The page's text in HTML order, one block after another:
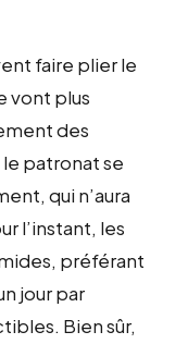
faire plier le
vont plus
des
patronat se
qui n’aura
l’instant, les
préférant
jour par
Bien sûr,